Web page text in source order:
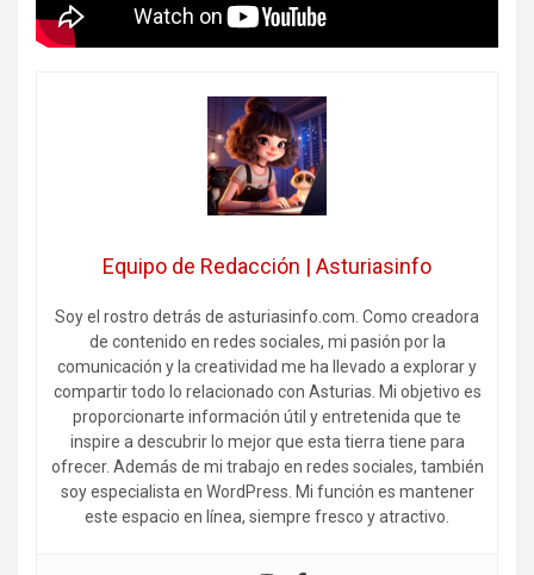
Equipo de Redacción | Asturiasinfo
Soy el rostro detrás de asturiasinfo.com. Como creadora
de contenido en redes sociales, mi pasión por la
comunicación y la creatividad me ha llevado a explorar y
compartir todo lo relacionado con Asturias. Mi objetivo es
proporcionarte información útil y entretenida que te
inspire a descubrir lo mejor que esta tierra tiene para
ofrecer. Además de mi trabajo en redes sociales, también
soy especialista en WordPress. Mi función es mantener
este espacio en línea, siempre fresco y atractivo.